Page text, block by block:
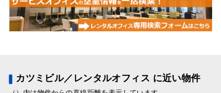
カツミビル／レンタルオフィス に近い物件